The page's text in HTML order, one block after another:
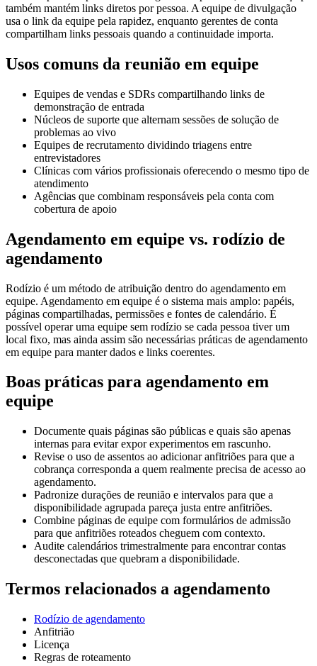
também mantém links diretos por pessoa. A equipe de divulgação
usa o link da equipe pela rapidez, enquanto gerentes de conta
compartilham links pessoais quando a continuidade importa.
Usos comuns da reunião em equipe
Equipes de vendas e SDRs compartilhando links de
demonstração de entrada
Núcleos de suporte que alternam sessões de solução de
problemas ao vivo
Equipes de recrutamento dividindo triagens entre
entrevistadores
Clínicas com vários profissionais oferecendo o mesmo tipo de
atendimento
Agências que combinam responsáveis pela conta com
cobertura de apoio
Agendamento em equipe vs. rodízio de
agendamento
Rodízio é um método de atribuição dentro do agendamento em
equipe. Agendamento em equipe é o sistema mais amplo: papéis,
páginas compartilhadas, permissões e fontes de calendário. É
possível operar uma equipe sem rodízio se cada pessoa tiver um
local fixo, mas ainda assim são necessárias práticas de agendamento
em equipe para manter dados e links coerentes.
Boas práticas para agendamento em
equipe
Documente quais páginas são públicas e quais são apenas
internas para evitar expor experimentos em rascunho.
Revise o uso de assentos ao adicionar anfitriões para que a
cobrança corresponda a quem realmente precisa de acesso ao
agendamento.
Padronize durações de reunião e intervalos para que a
disponibilidade agrupada pareça justa entre anfitriões.
Combine páginas de equipe com formulários de admissão
para que anfitriões roteados cheguem com contexto.
Audite calendários trimestralmente para encontrar contas
desconectadas que quebram a disponibilidade.
Termos relacionados a agendamento
Rodízio de agendamento
Anfitrião
Licença
Regras de roteamento